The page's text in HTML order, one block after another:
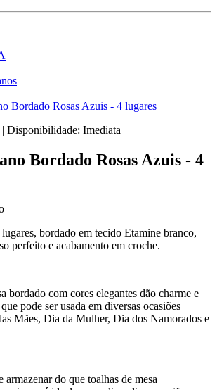
Bordado Rosas Azuis - 4 lugares
| Disponibilidade: Imediata
Bordado Rosas Azuis - 4
bordado em tecido Etamine branco,
perfeito e acabamento em croche.
bordado com cores elegantes dão charme e
pode ser usada em diversas ocasiões
Mães, Dia da Mulher, Dia dos Namorados e
do que toalhas de mesa